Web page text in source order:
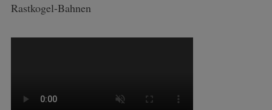
Rastkogel-Bahnen